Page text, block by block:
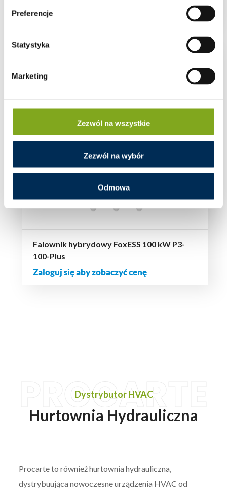
Preferencje
Statystyka
Marketing
Zezwól na wszystkie
Zezwól na wybór
Odmowa
Zaloguj się aby zobaczyć cenę
Falownik hybrydowy FoxESS 100 kW P3-
100-Plus
Zaloguj się aby zobaczyć cenę
Dystrybutor HVAC
Hurtownia Hydrauliczna
PROCARTE
Procarte to również hurtownia hydrauliczna,
dystrybuująca nowoczesne urządzenia HVAC od